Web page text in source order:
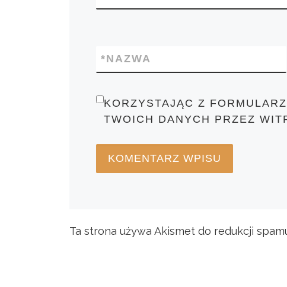
NAZWA
*
KORZYSTAJĄC Z
TWOICH DANYCH PRZEZ
Ta strona używa Akismet do redukcji